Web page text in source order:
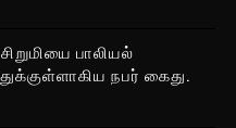
பாலியல்
நபர் கைது.